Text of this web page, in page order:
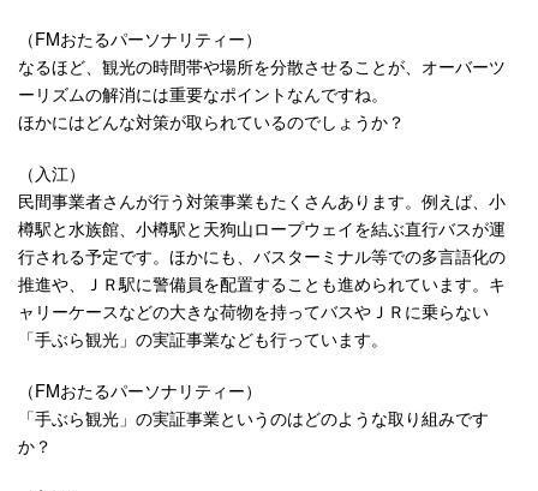
（FMおたるパーソナリティー）
なるほど、観光の時間帯や場所を分散させることが、オーバーツ
ーリズムの解消には重要なポイントなんですね。
ほかにはどんな対策が取られているのでしょうか？
（入江）
民間事業者さんが行う対策事業もたくさんあります。例えば、小
樽駅と水族館、小樽駅と天狗山ロープウェイを結ぶ直行バスが運
行される予定です。ほかにも、バスターミナル等での多言語化の
推進や、ＪＲ駅に警備員を配置することも進められています。キ
ャリーケースなどの大きな荷物を持ってバスやＪＲに乗らない
「手ぶら観光」の実証事業なども行っています。
（FMおたるパーソナリティー）
「手ぶら観光」の実証事業というのはどのような取り組みです
か？